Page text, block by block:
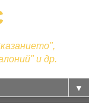
и др.
▼